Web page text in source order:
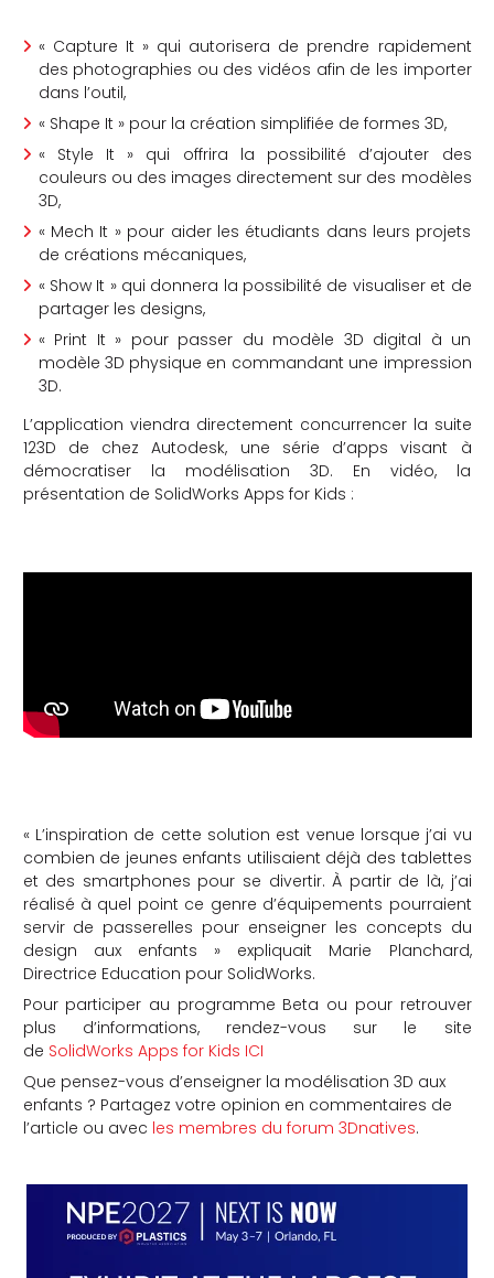
« Capture It » qui autorisera de prendre rapidement
des photographies ou des vidéos afin de les importer
dans l’outil,
« Shape It » pour la création simplifiée de formes 3D,
« Style It » qui offrira la possibilité d’ajouter des
couleurs ou des images directement sur des modèles
3D,
« Mech It » pour aider les étudiants dans leurs projets
de créations mécaniques,
« Show It » qui donnera la possibilité de visualiser et de
partager les designs,
« Print It » pour passer du modèle 3D digital à un
modèle 3D physique en commandant une impression
3D.
L’application viendra directement concurrencer la suite
123D de chez Autodesk, une série d’apps visant à
démocratiser la modélisation 3D. En vidéo, la
présentation de SolidWorks Apps for Kids :
« L’inspiration de cette solution est venue lorsque j’ai vu
combien de jeunes enfants utilisaient déjà des tablettes
et des smartphones pour se divertir. À partir de là, j’ai
réalisé à quel point ce genre d’équipements pourraient
servir de passerelles pour enseigner les concepts du
design aux enfants » expliquait Marie Planchard,
Directrice Education pour SolidWorks.
Pour participer au programme Beta ou pour retrouver
plus d’informations, rendez-vous sur le site
de SolidWorks Apps for Kids ICI
Que pensez-vous d’enseigner la modélisation 3D aux
enfants ? Partagez votre opinion en commentaires de
l’article ou avec les membres du forum 3Dnatives.